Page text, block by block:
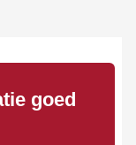
goed